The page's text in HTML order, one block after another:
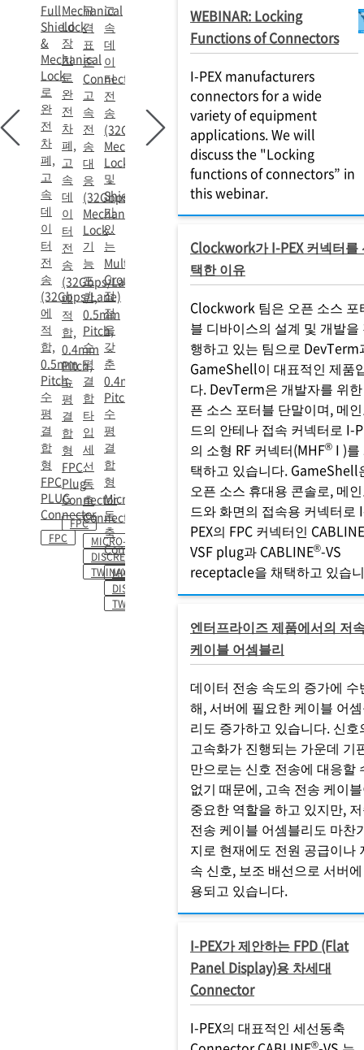
Full
Shield
&
Mechanical
Lock
로
완
전
차
폐,
고
속
데
이
터
전
송
(32Gbps/Lane)
에
적
합,
0.5mm
Pitch,
수
평
결
합
형
FPC
PLUG
Connector
FPC
Mechanical
Lock
장
치
로
완
전
차
폐,
고
속
데
이
터
전
송
(32Gbps/Lane)
에
적
합,
0.4mm
Pitch,
수
평
결
합
형
FPC
Plug
Connector
FPC
규
격
표
준
Connector,
고
속
전
송
대
응
(32Gbps/lane),
Mechanical
Lock
기
능
포
함,
0.5mm
Pitch,
수
평
결
합
타
입
세
선
동
축
Connector
MICRO-COAXIAL
DISCRETE WIRE
TWINAXIAL
고
속
데
이
터
전
송
(32Gbps/Lane),
Mechanical
Lock
및
Shield
가
있
는
Multi
Ground
접
점
을
갖
춘
0.4mm
Pitch
수
평
결
합
형
Micro
동
축
Connector
MICRO-COAXIAL
DISCRETE WIRE
TWINAXIAL
WEBINAR: Locking
Functions of Connectors
I-PEX manufacturers
connectors for a wide
variety of equipment
applications. We will
discuss the "Locking
functions of connectors” in
this webinar.
Clockwork가 I-PEX 커넥터를
택한 이유
Clockwork 팀은 오픈 소스 포
블 디바이스의 설계 및 개발을
행하고 있는 팀으로 DevTerm
GameShell이 대표적인 제품
다. DevTerm은 개발자를 위
픈 소스 포터블 단말이며, 메
드의 안테나 접속 커넥터로 I-
의 소형 RF 커넥터(MHF® I )를
택하고 있습니다. GameShell
오픈 소스 휴대용 콘솔로, 메
드와 화면의 접속용 커넥터로
PEX의 FPC 커넥터인 CABLINE
VSF plug과 CABLINE®-VS
receptacle을 채택하고 있습
엔터프라이즈 제품에서의 저
케이블 어셈블리
데이터 전송 속도의 증가에 수
해, 서버에 필요한 케이블 어
리도 증가하고 있습니다. 신호
고속화가 진행되는 가운데 기
만으로는 신호 전송에 대응할
없기 때문에, 고속 전송 케이
중요한 역할을 하고 있지만,
전송 케이블 어셈블리도 마찬
지로 현재에도 전원 공급이나
속 신호, 보조 배선으로 서버
용되고 있습니다.
I-PEX가 제안하는 FPD (Flat
Panel Display)용 차세대
Connector
I-PEX의 대표적인 세선동축
®